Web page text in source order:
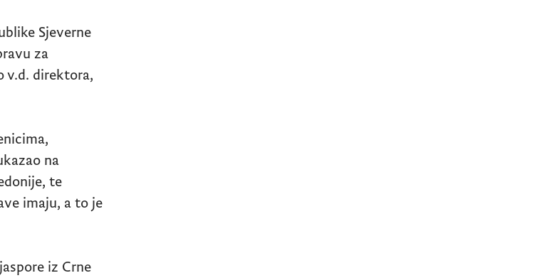
Sjeverne
za
v.d. direktora,
na
te
imaju, a to je
iz Crne